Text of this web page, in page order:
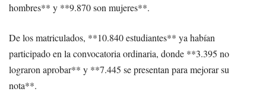
hombres** y **9.870 son mujeres**.
De los matriculados, **10.840 estudiantes** ya habían
participado en la convocatoria ordinaria, donde **3.395 no
lograron aprobar** y **7.445 se presentan para mejorar su
nota**.